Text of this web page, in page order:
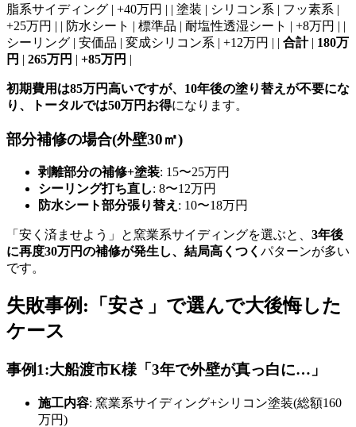
脂系サイディング | +40万円 | | 塗装 | シリコン系 | フッ素系 |
+25万円 | | 防水シート | 標準品 | 耐塩性透湿シート | +8万円 | |
シーリング | 安価品 | 変成シリコン系 | +12万円 | | 合計| 180万
円 | 265万円 | +85万円 |
初期費用は85万円高いですが、10年後の塗り替えが不要にな
り、トータルでは50万円お得になります。
部分補修の場合(外壁30㎡)
剥離部分の補修+塗装: 15〜25万円
シーリング打ち直し: 8〜12万円
防水シート部分張り替え : 10〜18万円
「安く済ませよう」と窯業系サイディングを選ぶと、 3年後
に再度30万円の補修が発生し、結局高くつく パターンが多い
です。
失敗事例:「安さ」で選んで大後悔した
ケース
事例1:大船渡市K様「3年で外壁が真っ白に…」
施工内容: 窯業系サイディング+シリコン塗装(総額160
万円)